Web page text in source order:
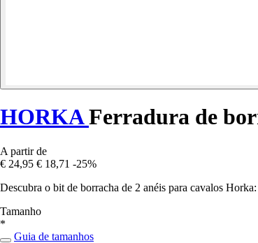
HORKAFerradura de
A partir de
€ 24,95 € 18,71 -25%
Descubra o bit de borracha de 2 anéis para cavalos
Tamanho
*
Guia de tamanhos